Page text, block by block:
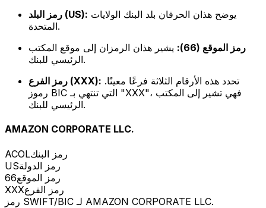
رمز البلد (US):
المتحدة.
رمز الموقع (66):
يشير هذان الرمزان إلى موقع المكتب
الرئيسي للبنك.
رمز الفرع (XXX):
رموز BIC التي تنتهي بـ "XXX"، فهي تشير إلى المكتب
الرئيسي للبنك.
AMAZON CORPORATE LLC.
ACOLرمز البنك
USرمز الدولة
66رمز الموقع
XXXرمز الفرع
رمز SWIFT/BIC لـ AMAZON CORPORATE LLC.